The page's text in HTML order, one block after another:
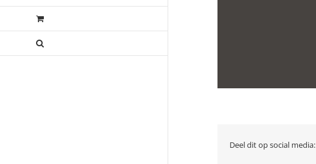
Deel dit op social media: